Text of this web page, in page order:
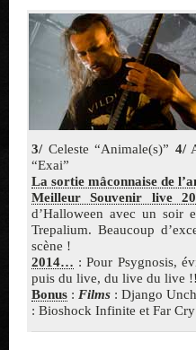
3/Celeste “Animale(s)” 4/
“Exai”
La sortie mâconnaise de
Meilleur Souvenir live
d’Halloween avec un soir
Trepalium. Beaucoup
scène !
2014… : Pour Psygnosis,
puis du live, du live du live !!
Bonus : Films : Django
: Bioshock Infinite et Far